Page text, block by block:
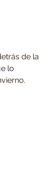
lo